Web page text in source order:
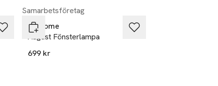
Samarbetsföretag
PR Home
August Fönsterlampa
699 kr